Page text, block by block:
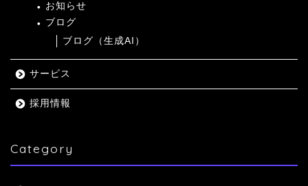
お知らせ
ブログ
ブログ（生成AI）
サービス
採用情報
Category